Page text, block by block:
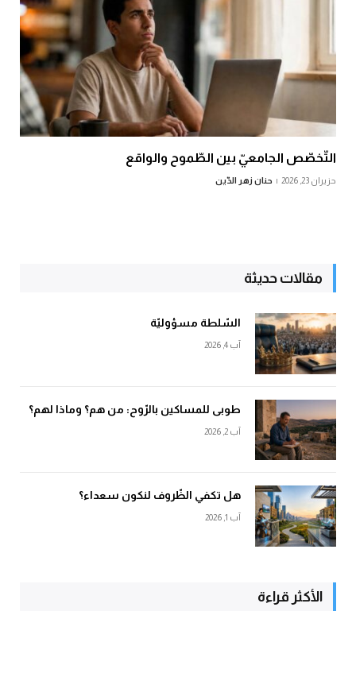
التّخصّص الجامعيّ بين الطّموح والواقع
حزيران 23, 2026 حنان زهر الدّين
مقالات حديثة
السّلطة مسؤوليّة
آب 4, 2026
طوبى للمساكين بالرّوح: من هم؟ وماذا لهم؟
آب 2, 2026
هل تكفي الظّروف لنكون سعداء؟
آب 1, 2026
الأكثر قراءة